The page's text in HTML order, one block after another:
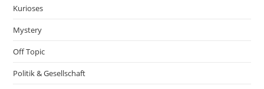
Kurioses
Mystery
Off Topic
Politik & Gesellschaft